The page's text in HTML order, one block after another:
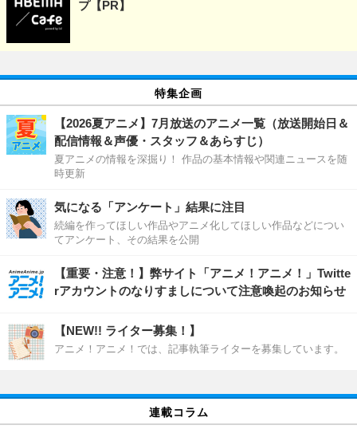
プ【PR】
特集企画
【2026夏アニメ】7月放送のアニメ一覧（放送開始日＆
配信情報＆声優・スタッフ＆あらすじ）
夏アニメの情報を深掘り！ 作品の基本情報や関連ニュースを随
時更新
気になる「アンケート」結果に注目
続編を作ってほしい作品やアニメ化してほしい作品などについ
てアンケート、その結果を公開
【重要・注意！】弊サイト「アニメ！アニメ！」Twitte
rアカウントのなりすましについて注意喚起のお知らせ
【NEW!! ライター募集！】
アニメ！アニメ！では、記事執筆ライターを募集しています。
連載コラム